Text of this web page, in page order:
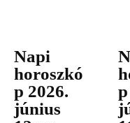
Napi
horoszkó
p 2026.
június